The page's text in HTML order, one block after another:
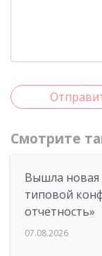
Смотрите
Вышла новая
типовой
отчетность»
07.08.2026